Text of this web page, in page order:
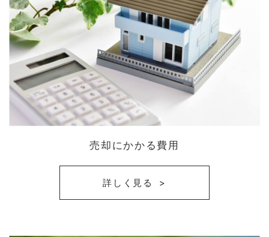
売却にかかる費用
詳しく見る